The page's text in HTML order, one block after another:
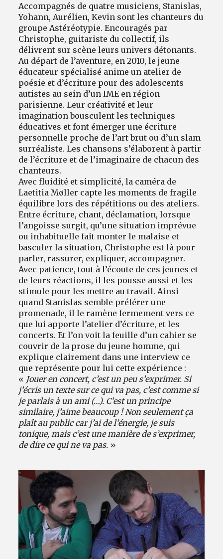
Accompagnés de quatre musiciens, Stanislas,
Yohann, Aurélien, Kevin sont les chanteurs du
groupe Astéréotypie. Encouragés par
Christophe, guitariste du collectif, ils
délivrent sur scène leurs univers détonants.
Au départ de l’aventure, en 2010, le jeune
éducateur spécialisé anime un atelier de
poésie et d’écriture pour des adolescents
autistes au sein d’un IME en région
parisienne. Leur créativité et leur
imagination bousculent les techniques
éducatives et font émerger une écriture
personnelle proche de l’art brut ou d’un slam
surréaliste. Les chansons s’élaborent à partir
de l’écriture et de l’imaginaire de chacun des
chanteurs.
Avec fluidité et simplicité, la caméra de
Laetitia Møller capte les moments de fragile
équilibre lors des répétitions ou des ateliers.
Entre écriture, chant, déclamation, lorsque
l’angoisse surgit, qu’une situation imprévue
ou inhabituelle fait monter le malaise et
basculer la situation, Christophe est là pour
parler, rassurer, expliquer, accompagner.
Avec patience, tout à l’écoute de ces jeunes et
de leurs réactions, il les pousse aussi et les
stimule pour les mettre au travail. Ainsi
quand Stanislas semble préférer une
promenade, il le ramène fermement vers ce
que lui apporte l’atelier d’écriture, et les
concerts. Et l’on voit la feuille d’un cahier se
couvrir de la prose du jeune homme, qui
explique clairement dans une interview ce
que représente pour lui cette expérience :
« Jouer en concert, c’est un peu s’exprimer. Si
j’écris un texte sur ce qui va pas, c’est comme si
je parlais à un ami (…). C’est un principe
similaire, j’aime beaucoup ! Non seulement ça
plaît au public car j’ai de l’énergie, je suis
tonique, mais c’est une manière de s’exprimer,
de dire ce qui ne va pas. »